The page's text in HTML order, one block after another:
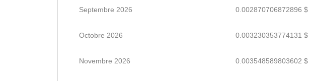
Septembre 2026 0.002870706872896 $
Octobre 2026 0.003230353774131 $
Novembre 2026 0.003548589803602 $